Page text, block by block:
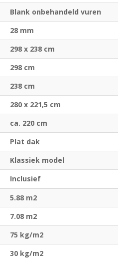
Blank onbehandeld vuren
28 mm
298 x 238 cm
298 cm
238 cm
280 x 221,5 cm
ca. 220 cm
Plat dak
Klassiek model
Inclusief
5.88 m2
7.08 m2
75 kg/m2
30 kg/m2